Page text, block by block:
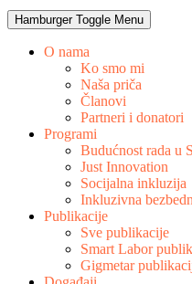
Hamburger Toggle Menu
O nama
Ko smo mi
Naša priča
Članovi
Partneri i donatori
Programi
Budućnost rada u
Just Innovation
Socijalna inkluzija
Inkluzivna
Publikacije
Sve publikacije
Smart Labor
Gigmetar